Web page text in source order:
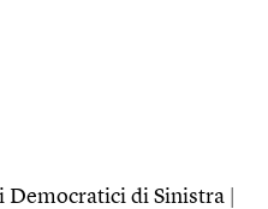
Democratici di Sinistra